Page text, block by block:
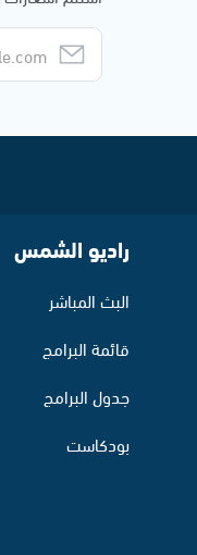
راديو الشمس
البث المباشر
قائمة البرامج
جدول البرامج
بودكاست